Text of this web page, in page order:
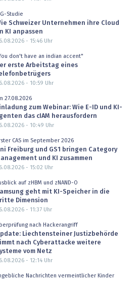
Studie
Schweizer Unternehmen ihre Cloud
KI anpassen
- 15:46Uhr
don't have an indian accent"
erste Arbeitstag eines
- 10:59 Uhr
27.08.2026
zum Webinar: Wie E-ID und KI-
das cIAM herausfordern
- 10:49 Uhr
CAS im September 2026
Freiburg und GS1 bringen Category
und KI zusammen
- 15:02 Uhr
auf zHBM und zNAND-O
geht mit KI-Speicher in die
Dimension
- 11:37Uhr
nach Hackerangriff
Liechtensteiner Justizbehörde
nach Cyberattacke weitere
vom Netz
- 12:14Uhr
Nachrichten vermeintlicher Kinder